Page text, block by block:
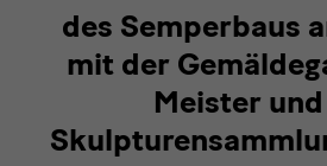
mit
am
der
des Semperbaus
mit der
Meister